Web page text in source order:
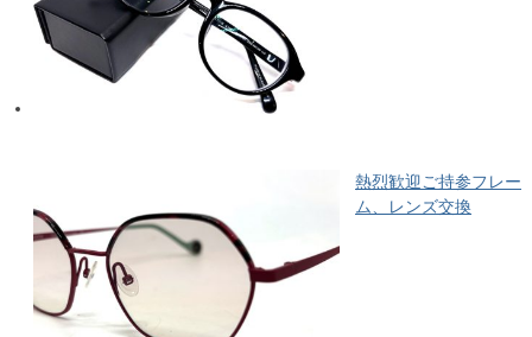
熱烈歓迎ご持参フレー
ム、レンズ交換